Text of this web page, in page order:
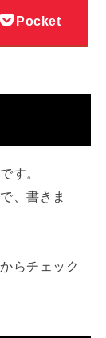
Pocket
す。
、書きま
らチェック